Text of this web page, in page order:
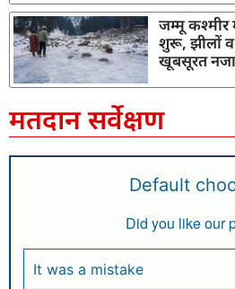
जम्मू कश्मीर
शुरू, झीलों व
खूबसूरत
मतदान सर्वेक्षण
Default
Did you like our
It was a mistake